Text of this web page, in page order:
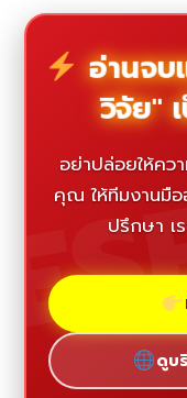
อ่านจบ
วิจัย"
อย่าปล่อยให้คว
คุณ ให้ทีมงานมือ
ปรึกษา
ดูบ